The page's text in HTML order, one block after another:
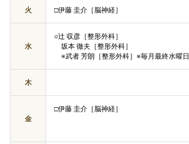
火 □伊藤 圭介［脳神経］
水
○辻󠄀 収彦［整形外科］
坂本 徹夫［整形外科］
※武者 芳朗［整形外科］※毎月最終水曜日
木
金
□伊藤 圭介［脳神経］